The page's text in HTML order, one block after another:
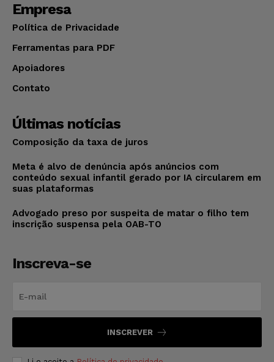
Empresa
Política de Privacidade
Ferramentas para PDF
Apoiadores
Contato
Últimas notícias
Composição da taxa de juros
Meta é alvo de denúncia após anúncios com
conteúdo sexual infantil gerado por IA circularem em
suas plataformas
Advogado preso por suspeita de matar o filho tem
inscrição suspensa pela OAB-TO
Inscreva-se
INSCREVER